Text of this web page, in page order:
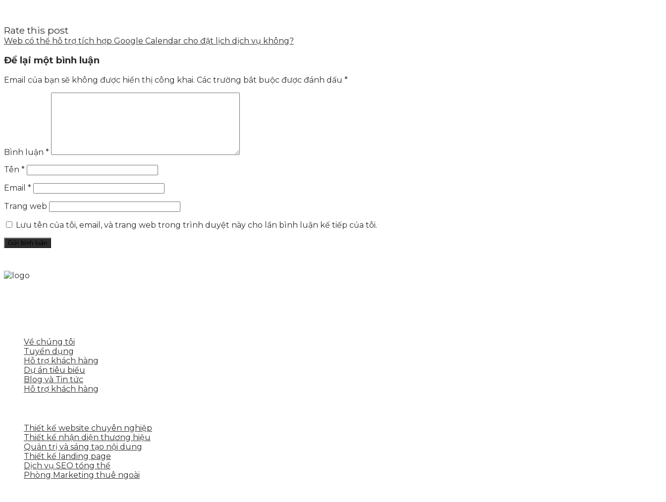
Rate this post
Web có thể hỗ trợ tích hợp Google Calendar cho đặt lịch dịch vụ không?
Để lại một bình luận
Email của bạn sẽ không được hiển thị công khai. Các trường bắt buộc được đánh dấu *
Bình luận *
Tên *
Email *
Trang web
Lưu tên của tôi, email, và trang web trong trình duyệt này cho lần bình luận kế tiếp của tôi.
Về chúng tôi
Tuyển dụng
Hỗ trợ khách hàng
Dự án tiêu biểu
Blog và Tin tức
Hỗ trợ khách hàng
Thiết kế website chuyên nghiệp
Thiết kế nhận diện thương hiệu
Quản trị và sáng tạo nội dung
Thiết kế landing page
Dịch vụ SEO tổng thể
Phòng Marketing thuê ngoài